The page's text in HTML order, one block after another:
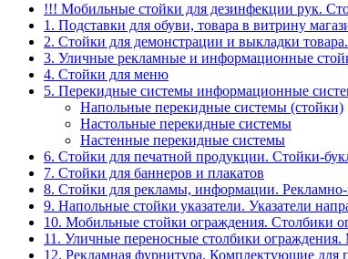
!!! Мобильные стойки для дезинфекции рук.
1. Подставки для обуви, товара в витрину
2. Стойки для демонстрации и выкладки
3. Уличные рекламные и информационные
4. Стойки для меню
5. Перекидные системы информационные
Напольные перекидные системы (стойки)
Настольные перекидные системы
Настенные перекидные системы
6. Стойки для печатной продукции. Стойки-
7. Стойки для баннеров и плакатов
8. Стойки для рекламы, информации.
9. Напольные стойки указатели. Указатели
10. Мобильные стойки ограждения. Столбики
11. Уличные переносные столбики
12. Рекламная фурнитура. Комплектующие для